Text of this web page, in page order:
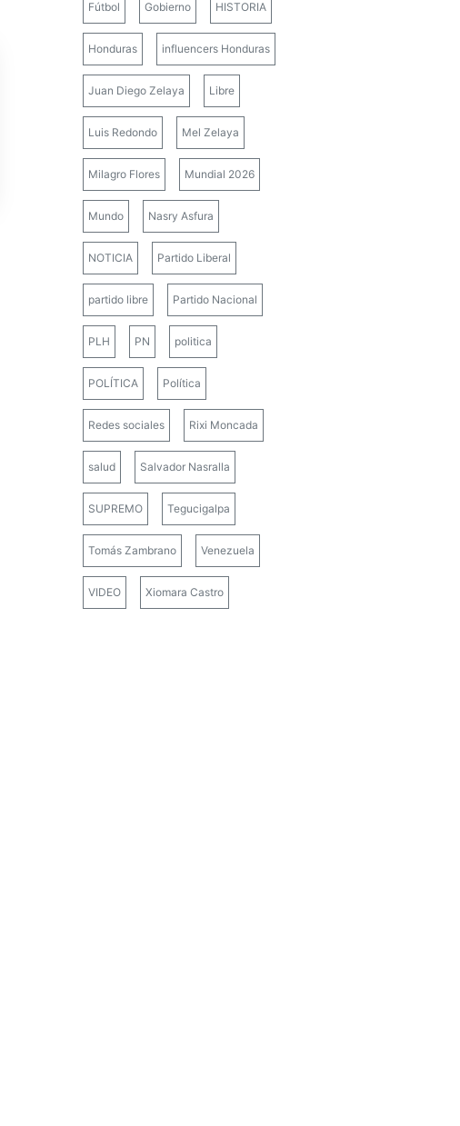
Fútbol Gobierno HISTORIA
Honduras influencers Honduras
Juan Diego Zelaya Libre
Luis Redondo Mel Zelaya
Milagro Flores Mundial 2026
Mundo Nasry Asfura
NOTICIA Partido Liberal
partido libre Partido Nacional
PLH PN politica
POLÍTICA Política
Redes sociales Rixi Moncada
salud Salvador Nasralla
SUPREMO Tegucigalpa
Tomás Zambrano Venezuela
VIDEO Xiomara Castro